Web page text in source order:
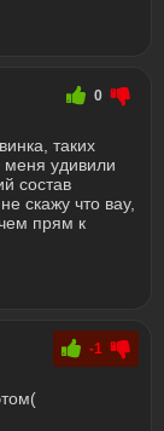
0
таких
меня удивили
состав
скажу что вау,
прям к
-1